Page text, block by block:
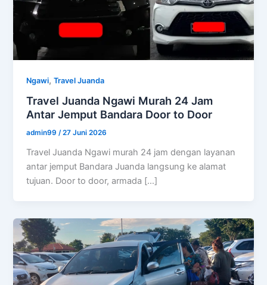
Ngawi,Travel Juanda
Travel Juanda Ngawi Murah 24 Jam
Antar Jemput Bandara Door to Door
admin99/27 Juni 2026
Travel Juanda Ngawi murah 24 jam dengan layanan
antar jemput Bandara Juanda langsung ke alamat
tujuan. Door to door, armada […]